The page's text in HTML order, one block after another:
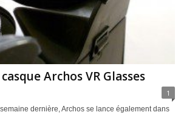
Archos VR Glasses
1
dernière, Archos se lance également dans